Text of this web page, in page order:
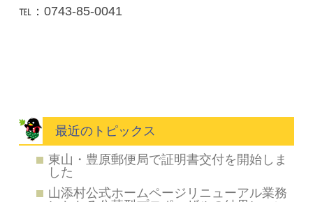
℡：0743-85-0041
最近のトピックス
東山・豊原郵便局で証明書交付を開始しま
した
山添村公式ホームページリニューアル業務